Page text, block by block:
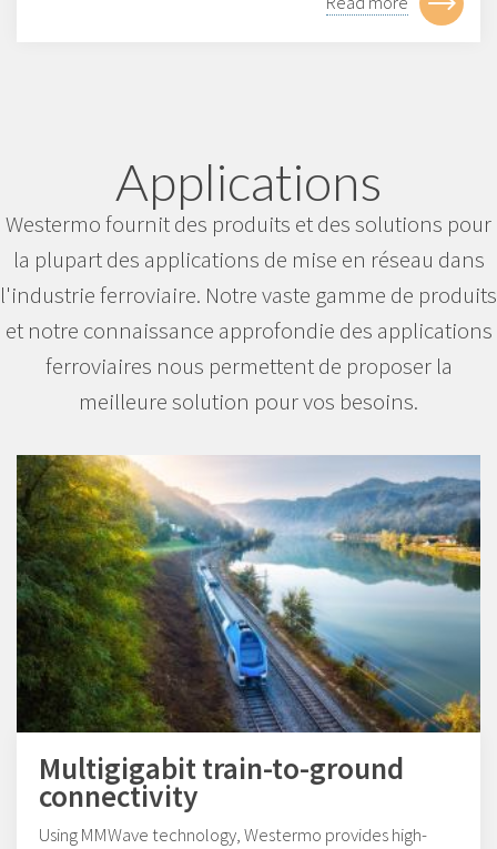
Applications
Westermo fournit des produits et des solutions pour
la plupart des applications de mise en réseau dans
l'industrie ferroviaire. Notre vaste gamme de produits
et notre connaissance approfondie des applications
ferroviaires nous permettent de proposer la
meilleure solution pour vos besoins.
Multigigabit train-to-ground
connectivity
Using MMWave technology, Westermo provides high-